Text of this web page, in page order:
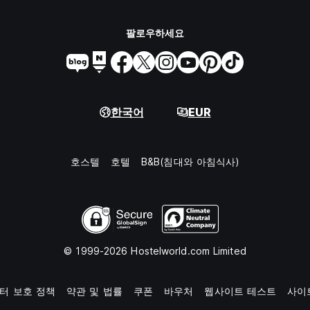
팔로우하세요
한국어 EUR
호스텔 호텔 B&B(침대와 아침식사)
© 1999-2026 Hostelworld.com Limited
보호 정책 약관 및 법률 쿠폰 바우처 웹사이트 테스트 사이